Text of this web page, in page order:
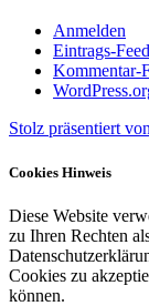
Anmelden
Eintrags-Feed
Kommentar-
Stolz präsentiert
Cookies Hinweis
Diese Website
zu Ihren Rechten
Cookies zu
können.